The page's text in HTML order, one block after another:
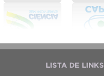
LISTA DE LINKS